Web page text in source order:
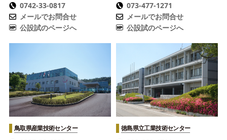
0742-33-0817
メールでお問合せ
公設試のページへ
073-477-1271
メールでお問合せ
公設試のページへ
鳥取県産業技術センター 徳島県立工業技術センター